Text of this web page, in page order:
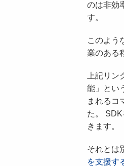
のは非効
す。
このよう
業のある
上記リ
能」とい
まれるコ
た。
きます。
それとは
を支援す